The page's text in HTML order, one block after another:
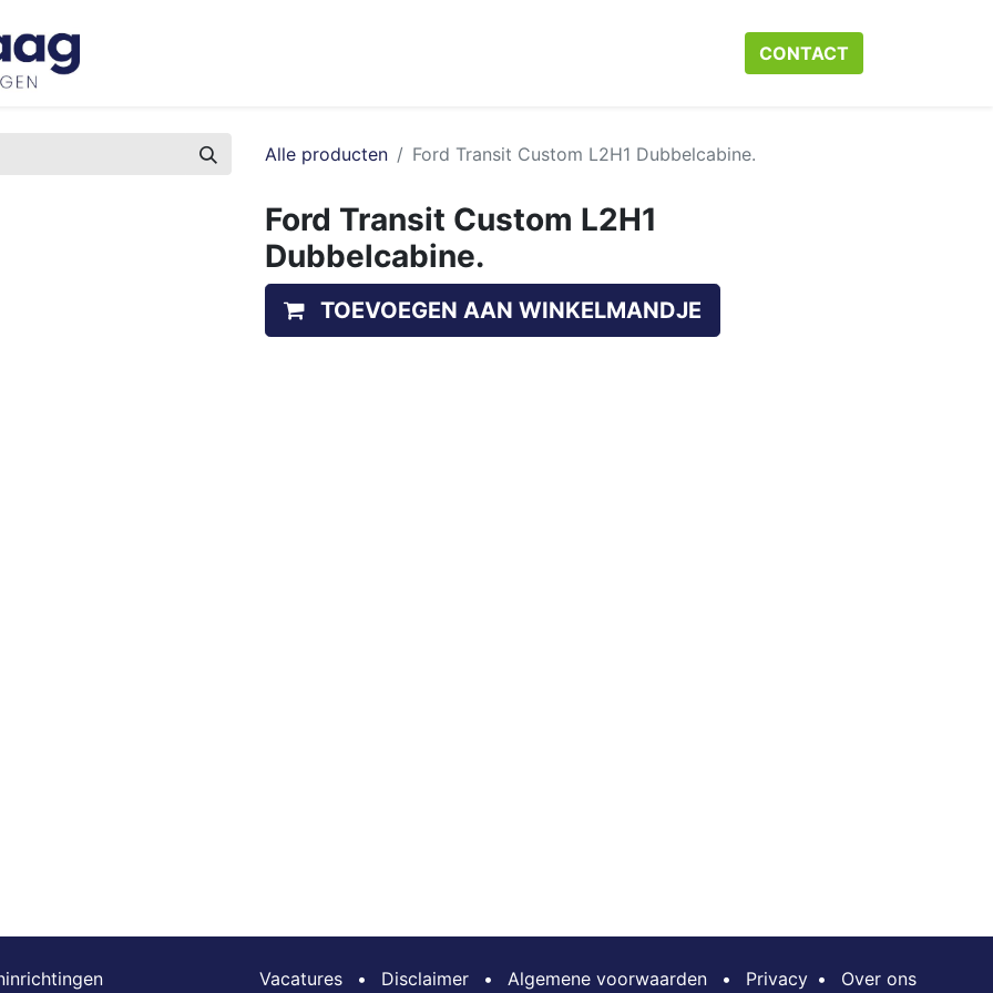
Neem contact op met ons Webshop
CONTACT​​​​
Alle producten Ford Transit Custom L2H1 Dubbelcabine.
Ford Transit Custom L2H1
Dubbelcabine.
TOEVOEGEN AAN WINKELMANDJE
Vacatures • Disclaimer • Algemene voorwaarden • Privacy • Over ons